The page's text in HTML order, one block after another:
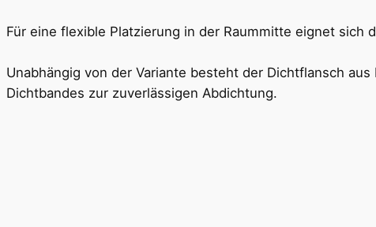
Für eine flexible Platzierung in der Raummitte eignet sich
Unabhängig von der Variante besteht der Dichtflansch
Dichtbandes zur zuverlässigen Abdichtung.